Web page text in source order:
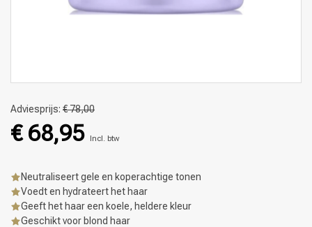
Adviesprijs: € 78,00
€ 68,95 Incl. btw
Neutraliseert gele en koperachtige tonen
Voedt en hydrateert het haar
Geeft het haar een koele, heldere kleur
Geschikt voor blond haar